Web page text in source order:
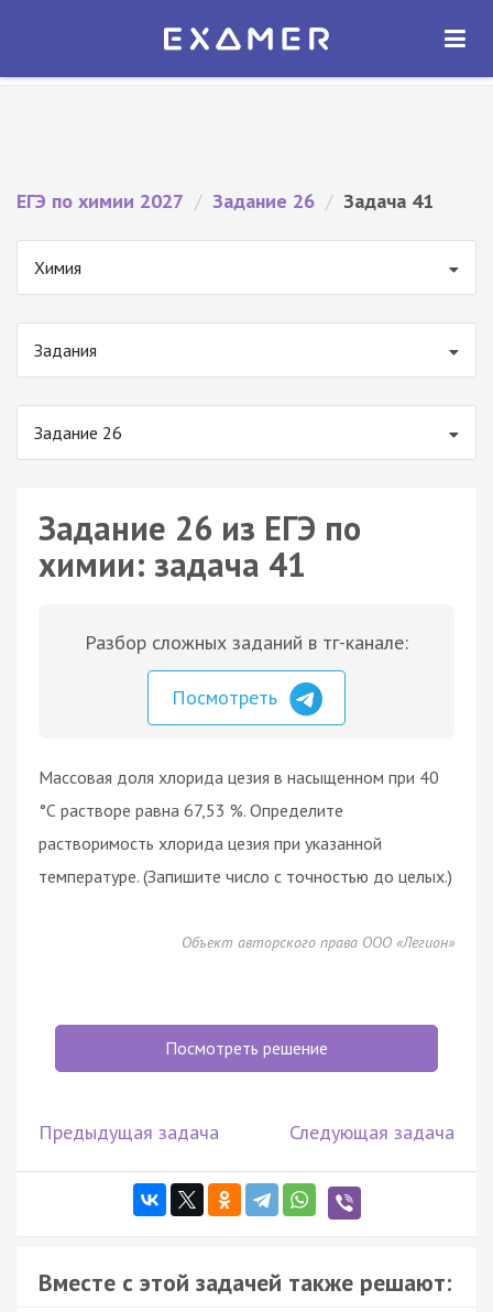
Экзамер — ЕГЭ 2027
ОТКРЫТЬ
ЕГЭ по химии 2027 / Задание 26 / Задача 41
Химия
Задания
Задание 26
Задание 26 из ЕГЭ по
химии: задача 41
Разбор сложных заданий в тг-канале:
Посмотреть
Массовая доля хлорида цезия в насыщенном при 40
°С растворе равна 67,53 %. Определите
растворимость хлорида цезия при указанной
температуре. (Запишите число с точностью до целых.)
Объект авторского права ООО «Легион»
Посмотреть решение
Предыдущая задача Следующая задача
Вместе с этой задачей также решают: